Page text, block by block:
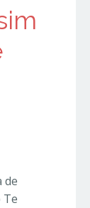
de
Te